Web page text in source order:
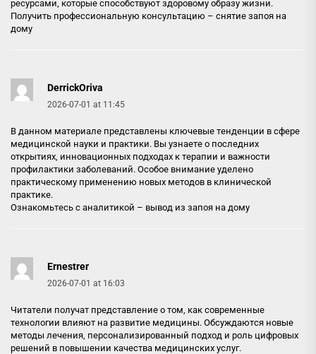
ресурсами, которые способствуют здоровому образу жизни.
Получить профессиональную консультацию – снятие запоя на
дому
DerrickOriva
2026-07-01 at 11:45
В данном материале представлены ключевые тенденции в сфере
медицинской науки и практики. Вы узнаете о последних
открытиях, инновационных подходах к терапии и важности
профилактики заболеваний. Особое внимание уделено
практическому применению новых методов в клинической
практике.
Ознакомьтесь с аналитикой – вывод из запоя на дому
Ernestrer
2026-07-01 at 16:03
Читатели получат представление о том, как современные
технологии влияют на развитие медицины. Обсуждаются новые
методы лечения, персонализированный подход и роль цифровых
решений в повышении качества медицинских услуг.